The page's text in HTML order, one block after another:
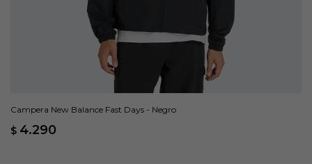
Campera New Balance Fast Days - Negro
$ 4.290